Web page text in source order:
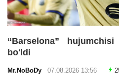
“Barselona”
bo'ldi
Mr.NoBoDy 07.08.2026 13:56